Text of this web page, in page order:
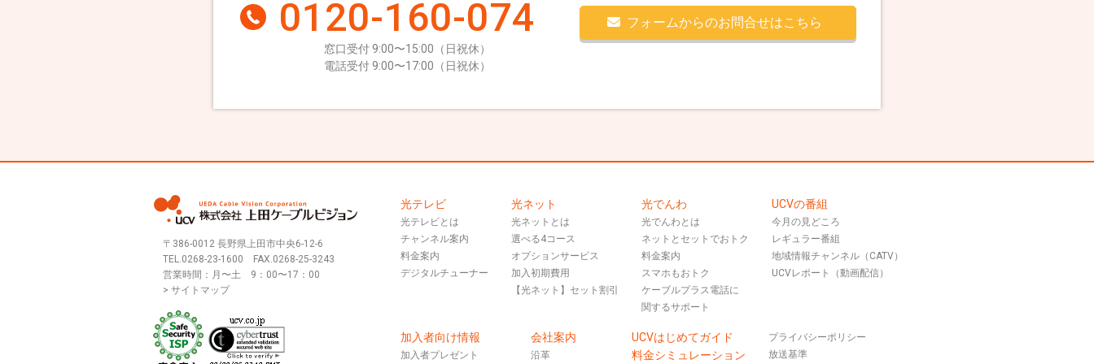
0120-160-074
窓口受付 9:00〜15:00（日祝休）
電話受付 9:00〜17:00（日祝休）
フォームからのお問合せはこちら
〒386-0012 長野県上田市中央6-12-6
TEL.0268-23-1600 FAX.0268-25-3243
営業時間：月〜土 9：00〜17：00
> サイトマップ
光テレビ
光テレビとは
チャンネル案内
料金案内
デジタルチューナー
光ネット
光ネットとは
選べる4コース
オプションサービス
加入初期費用
【光ネット】セット割引
光でんわ
光でんわとは
ネットとセットでおトク
料金案内
スマホもおトク
ケーブルプラス電話に
関するサポート
UCVの番組
今月の見どころ
レギュラー番組
地域情報チャンネル（CATV）
UCVレポート（動画配信）
加入者向け情報
加入者プレゼント
会社案内
沿革
UCVはじめてガイド
料金シミュレーション
プライバシーポリシー
放送基準